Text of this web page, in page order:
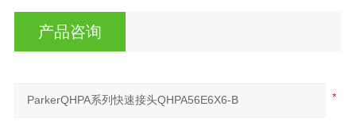
产品咨询